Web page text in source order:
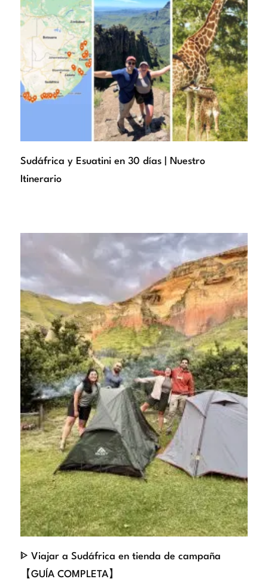
Sudáfrica y Esuatini en 30 días | Nuestro
Itinerario
ᐈ Viajar a Sudáfrica en tienda de campaña
【GUÍA COMPLETA】